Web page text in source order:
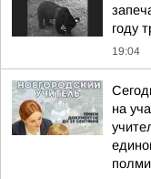
году
19:04
на